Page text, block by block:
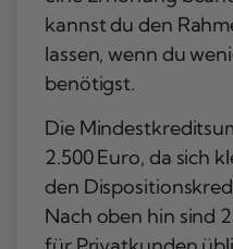
kannst du den
lassen, wenn du
benötigst.
Die
2.500 Euro, da sich
den
Nach oben hin sind